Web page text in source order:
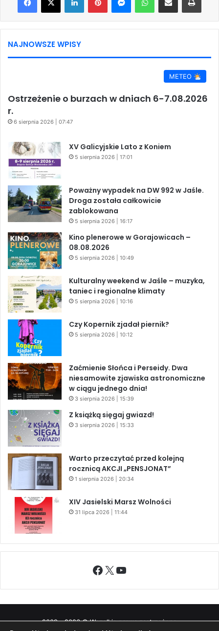
NAJNOWSZE WPISY
METEO
Ostrzeżenie o burzach w dniach 6-7.08.2026
r.
6 sierpnia 2026 | 07:47
XV Galicyjskie Lato z Koniem
5 sierpnia 2026 | 17:01
Poważny wypadek na DW 992 w Jaśle.
Droga została całkowicie
zablokowana
5 sierpnia 2026 | 16:17
Kino plenerowe w Gorajowicach –
08.08.2026
5 sierpnia 2026 | 10:49
Kulturalny weekend w Jaśle – muzyka,
taniec i regionalne klimaty
5 sierpnia 2026 | 10:16
Czy Kopernik zjadał piernik?
5 sierpnia 2026 | 10:12
Zaćmienie Słońca i Perseidy. Dwa
niesamowite zjawiska astronomiczne
w ciągu jednego dnia!
3 sierpnia 2026 | 15:39
Z książką sięgaj gwiazd!
3 sierpnia 2026 | 15:33
Warto przeczytać przed kolejną
rocznicą AKCJI „PENSJONAT”
1 sierpnia 2026 | 20:34
XIV Jasielski Marsz Wolności
31 lipca 2026 | 11:44
Facebook
X YouTube
2009 - 2026 © Wszelkie prawa zastrzeżone